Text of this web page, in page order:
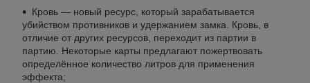
Кровь — новый ресурс, который зарабатывается
убийством противников и удержанием замка. Кровь, в
отличие от других ресурсов, переходит из партии в
партию. Некоторые карты предлагают пожертвовать
определённое количество литров для применения
эффекта;